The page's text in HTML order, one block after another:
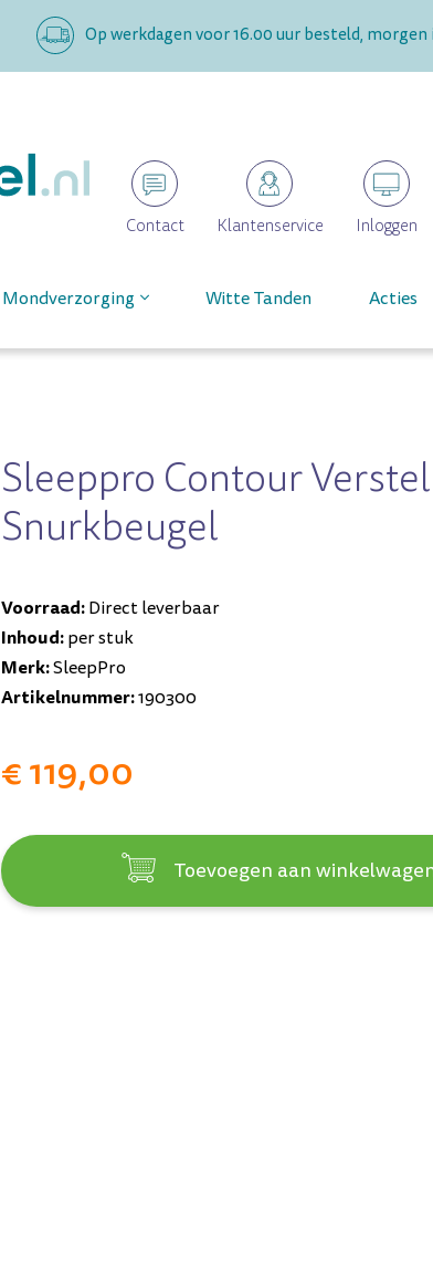
Op werkdagen voor 16.00 uur besteld, morgen
Contact Klantenservice Inloggen
Mondverzorging Witte Tanden Acties
Sleeppro Contour
Snurkbeugel
Voorraad:Direct leverbaar
Inhoud:per stuk
Merk:SleepPro
Artikelnummer:190300
€ 119,00
Toevoegen aan